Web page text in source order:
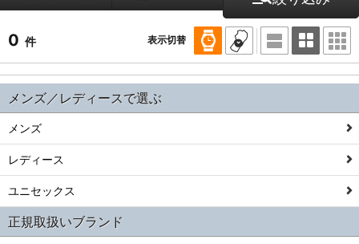
0 件 表示切替
メンズ／レディースで選ぶ
メンズ
レディース
ユニセックス
正規取扱いブランド